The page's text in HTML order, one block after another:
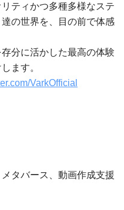
ティかつ多種多様なステ
の世界を、目の前で体感
分に活かした最高の体験
ます。
VarkOfficial
タバース、動画作成支援